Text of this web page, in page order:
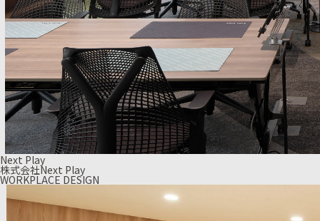
Next Play
株式会社Next Play
WORKPLACE DESIGN